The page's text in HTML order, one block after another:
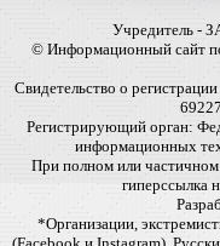
Учредитель -
© Информационный сайт
Свидетельство о
Регистрирующий орган:
информационных
При полном или частичном
гиперссылка
*Организации,